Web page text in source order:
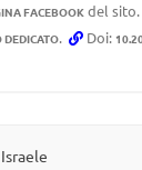
FACEBOOKdel sito.
. Doi: